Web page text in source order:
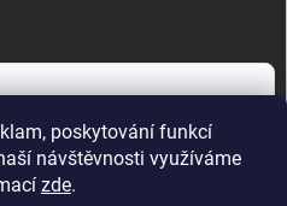
poskytování funkcí
návštěvnosti využíváme
zde.
osobních údajů